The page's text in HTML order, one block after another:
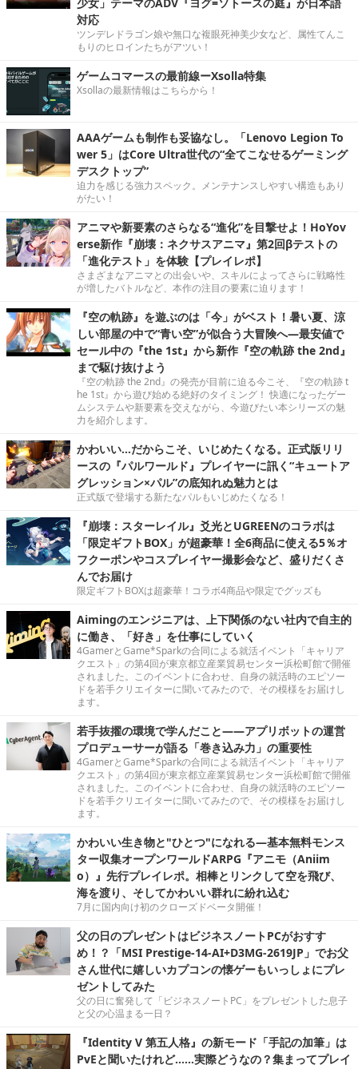
少女」テーマのADV『ヨグ=ソトースの庭』が日本語
対応
ツンデレドラゴン娘や無口な複眼死神美少女など、属性てんこ
もりのヒロインたちがアツい！
ゲームコマースの最前線ーXsolla特集
Xsollaの最新情報はこちらから！
AAAゲームも制作も妥協なし。「Lenovo Legion To
wer 5」はCore Ultra世代の“全てこなせるゲーミング
デスクトップ”
迫力を感じる強力スペック。メンテナンスしやすい構造もあり
がたい！
アニマや新要素のさらなる“進化”を目撃せよ！HoYov
erse新作『崩壊：ネクサスアニマ』第2回βテストの
「進化テスト」を体験【プレイレポ】
さまざまなアニマとの出会いや、スキルによってさらに戦略性
が増したバトルなど、本作の注目の要素に迫ります！
『空の軌跡』を遊ぶのは「今」がベスト！暑い夏、涼
しい部屋の中で“青い空”が似合う大冒険へ―最安値で
セール中の『the 1st』から新作『空の軌跡 the 2nd』
まで駆け抜けよう
『空の軌跡 the 2nd』の発売が目前に迫る今こそ、『空の軌跡 t
he 1st』から遊び始める絶好のタイミング！ 快適になったゲー
ムシステムや新要素を交えながら、今遊びたい本シリーズの魅
力を紹介します。
かわいい…だからこそ、いじめたくなる。正式版リリ
ースの『パルワールド』プレイヤーに訊く“キュートア
グレッション×パル”の底知れぬ魅力とは
正式版で登場する新たなパルもいじめたくなる！
『崩壊：スターレイル』爻光とUGREENのコラボは
「限定ギフトBOX」が超豪華！全6商品に使える5％オ
フクーポンやコスプレイヤー撮影会など、盛りだくさ
んでお届け
限定ギフトBOXは超豪華！コラボ4商品や限定でグッズも
Aimingのエンジニアは、上下関係のない社内で自主的
に働き、「好き」を仕事にしていく
4GamerとGame*Sparkの合同による就活イベント「キャリア
クエスト」の第4回が東京都立産業貿易センター浜松町館で開催
されました。このイベントに合わせ、自身の就活時のエピソー
ドを若手クリエイターに聞いてみたので、その模様をお届けし
ます。
若手抜擢の環境で学んだこと――アプリボットの運営
プロデューサーが語る「巻き込み力」の重要性
4GamerとGame*Sparkの合同による就活イベント「キャリア
クエスト」の第4回が東京都立産業貿易センター浜松町館で開催
されました。このイベントに合わせ、自身の就活時のエピソー
ドを若手クリエイターに聞いてみたので、その模様をお届けし
ます。
かわいい生き物と"ひとつ"になれる―基本無料モンス
ター収集オープンワールドARPG『アニモ（Aniim
o）』先行プレイレポ。相棒とリンクして空を飛び、
海を渡り、そしてかわいい群れに紛れ込む
7月に国内向け初のクローズドベータ開催！
父の日のプレゼントはビジネスノートPCがおすす
め！？「MSI Prestige-14-AI+D3MG-2619JP」でお父
さん世代に嬉しいカプコンの懐ゲーもいっしょにプレ
ゼントしてみた
父の日に奮発して「ビジネスノートPC」をプレゼントした息子
と父の心温まる一日？
『Identity V 第五人格』の新モード「手記の加筆」は
PvEと聞いたけれど……実際どうなの？集まってプレイ